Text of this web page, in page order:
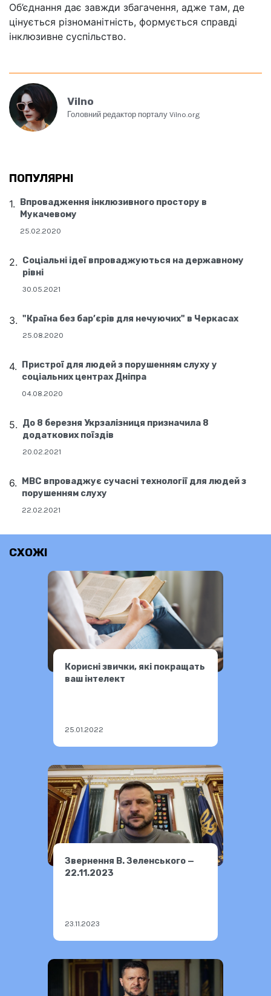
Об’єднання дає завжди збагачення, адже там, де
цінується різноманітність, формується справді
інклюзивне суспільство.
Vilno
Головний редактор порталу Vilno.org
ПОПУЛЯРНІ
Впровадження інклюзивного простору в
Мукачевому
25.02.2020
Соціальні ідеї впроваджуються на державному
рівні
30.05.2021
"Країна без бар’єрів для нечуючих" в Черкасах
25.08.2020
Пристрої для людей з порушенням слуху у
соціальних центрах Дніпра
04.08.2020
До 8 березня Укрзалізниця призначила 8
додаткових поїздів
20.02.2021
МВС впроваджує сучасні технології для людей з
порушенням слуху
22.02.2021
СХОЖІ
Корисні звички, які покращать
ваш інтелект
25.01.2022
Звернення В. Зеленського —
22.11.2023
23.11.2023